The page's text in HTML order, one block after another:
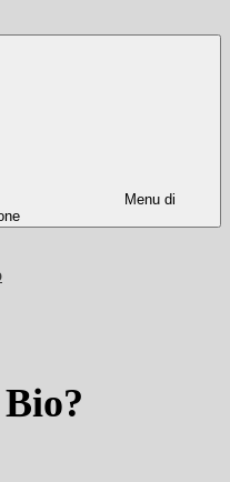
Menu di